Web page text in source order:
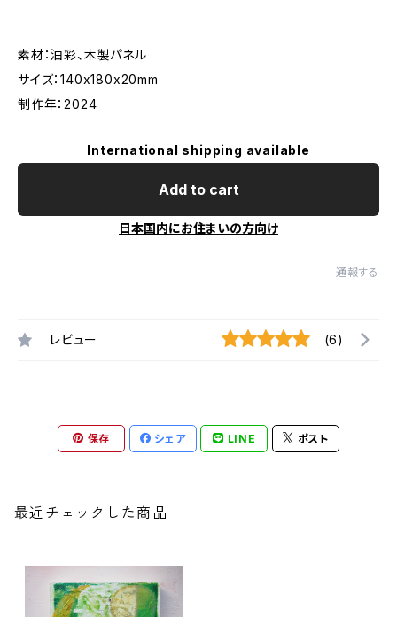
素材：油彩、木製パネル
サイズ：140x180x20mm
制作年：2024
International shipping available
Add to cart
日本国内にお住まいの方向け
通報する
レビュー (6)
保存 シェア LINE ポスト
最近チェックした商品